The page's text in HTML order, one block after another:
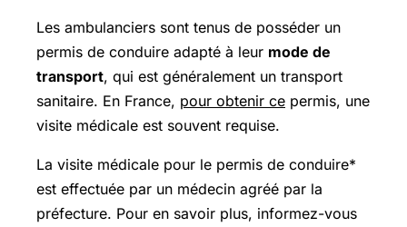
Les ambulanciers sont tenus de posséder un
permis de conduire adapté à leur mode de
transport, qui est généralement un transport
sanitaire. En France, pour obtenir ce permis, une
visite médicale est souvent requise.
La visite médicale pour le permis de conduire*
est effectuée par un médecin agréé par la
préfecture. Pour en savoir plus, informez-vous